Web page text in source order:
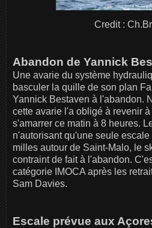
Credit :
Abandon de Yannick
Une avarie du système
basculer la quille de son plan
Yannick Bestaven à l'abandon.
cette avarie l'a obligé à revenir
s'amarrer ce matin à 8 heures.
n'autorisant qu'une seule
milles autour de Saint-Malo, le
contraint de fait à l'abandon.
catégorie IMOCA après les
Sam Davies.
Escale prévue aux